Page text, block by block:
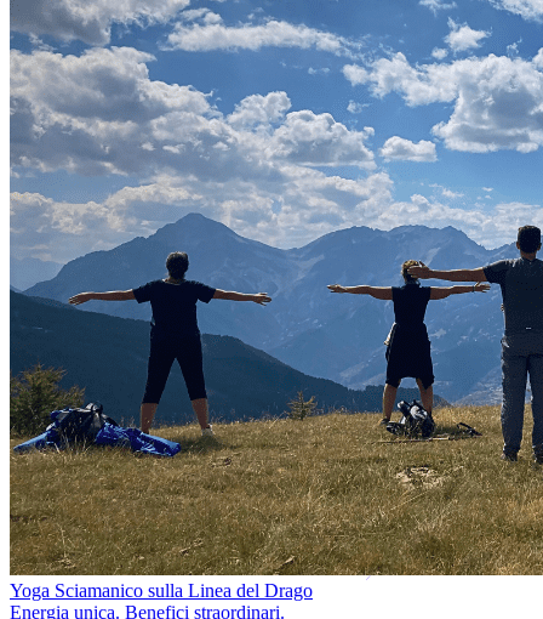
Yoga Sciamanico sulla Linea del Drago
Energia unica. Benefici straordinari.